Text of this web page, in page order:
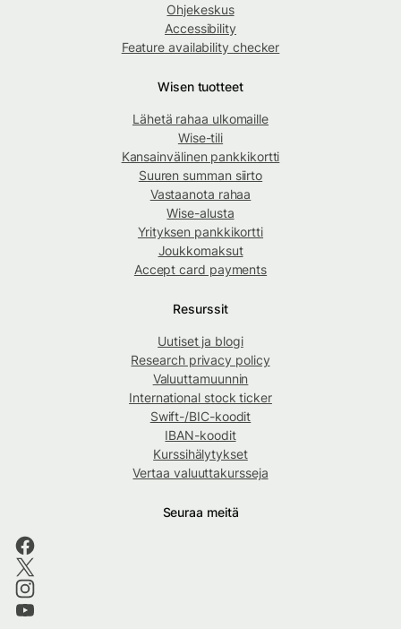
Ohjekeskus
Accessibility
Feature availability checker
Wisen tuotteet
Lähetä rahaa ulkomaille
Wise-tili
Kansainvälinen pankkikortti
Suuren summan siirto
Vastaanota rahaa
Wise-alusta
Yrityksen pankkikortti
Joukkomaksut
Accept card payments
Resurssit
Uutiset ja blogi
Research privacy policy
Valuuttamuunnin
International stock ticker
Swift-/BIC-koodit
IBAN-koodit
Kurssihälytykset
Vertaa valuuttakursseja
Seuraa meitä